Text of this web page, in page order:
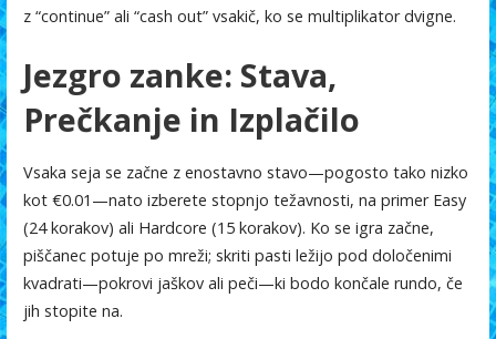
z “continue” ali “cash out” vsakič, ko se multiplikator dvigne.
Jezgro zanke: Stava,
Prečkanje in Izplačilo
Vsaka seja se začne z enostavno stavo—pogosto tako nizko
kot €0.01—nato izberete stopnjo težavnosti, na primer Easy
(24 korakov) ali Hardcore (15 korakov). Ko se igra začne,
piščanec potuje po mreži; skriti pasti ležijo pod določenimi
kvadrati—pokrovi jaškov ali peči—ki bodo končale rundo, če
jih stopite na.